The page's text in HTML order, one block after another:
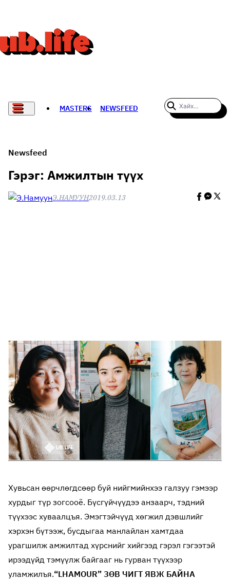
MASTERS NEWSFEED
Newsfeed
Гэрэг: Амжилтын түүх
Э.НАМУУН2019.03.13
Хувьсан өөрчлөгдсөөр буй нийгмийнхээ галзуу гэмээр
хурдыг түр зогсооё. Бүсгүйчүүдээ анзаарч, тэдний
түүхээс хуваалцъя. Эмэгтэйчүүд хөгжил дэвшлийг
хэрхэн бүтээж, бусдыгаа манлайлан хамтдаа
урагшилж амжилтад хүрснийг хийгээд гэрэл гэгээтэй
ирээдүйд тэмүүлж байгааг нь гурван түүхээр
уламжилъя.“LHAMOUR” ЗӨВ ЧИГТ ЯВЖ БАЙНА